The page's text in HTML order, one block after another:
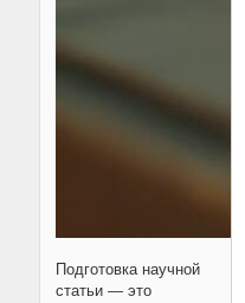
Подготовка научной
статьи — это